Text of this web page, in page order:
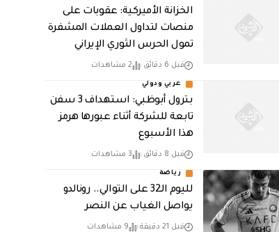
الخزانة الأميركية: عقوبات على
منصات لتداول العملات المشفرة
تمول الحرس الثوري الإيراني
قبل 6 دقائق 2 مشاهدات
عربي ودولي
بترول أبوظبي: استهداف 3 سفن
تابعة للشركة أثناء عبورها هرمز
هذا الأسبوع
قبل 8 دقائق 3 مشاهدات
رياضة
لليوم الـ32 على التوالي.. رونالدو
يواصل الغياب عن النصر
قبل 21 دقيقة 9 مشاهدات